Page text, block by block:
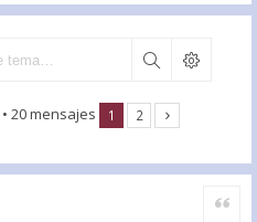
• 20 mensajes 1 2
Citar